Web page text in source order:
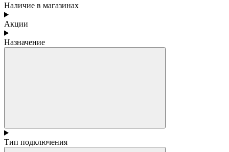
Наличие в магазинах
Акции
Назначение
Тип подключения